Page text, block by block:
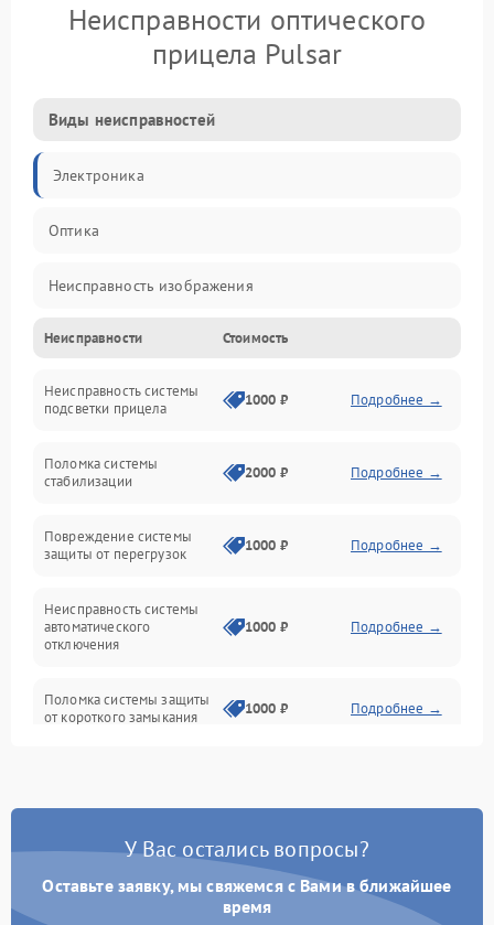
Неисправности оптического
прицела Pulsar
Виды неисправностей
Электроника
Оптика
Неисправность изображения
Механические повреждения
Неисправность фокусировки и оптики
Электропитание
Механика
Корпус/Герметичность
Неисправности Стоимость
Неисправность системы
подсветки прицела
1000 ₽ Подробнее →
Поломка системы
стабилизации
2000 ₽ Подробнее →
Повреждение системы
защиты от перегрузок
1000 ₽ Подробнее →
Неисправность системы
автоматического
отключения
1000 ₽ Подробнее →
Поломка системы защиты
от короткого замыкания
1000 ₽ Подробнее →
Неисправность системы
перенапряжения
1000 ₽ Подробнее →
У Вас остались вопросы?
Оставьте заявку, мы свяжемся с Вами в ближайшее
время